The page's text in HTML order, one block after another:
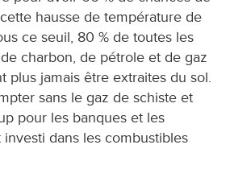
hausse de température de
ce seuil, 80 % de toutes les
charbon, de pétrole et de gaz
plus jamais être extraites du sol.
sans le gaz de schiste et
pour les banques et les
dans les combustibles